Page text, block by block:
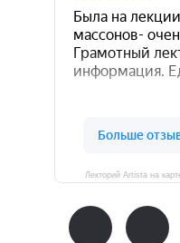
Лекторий Artista на